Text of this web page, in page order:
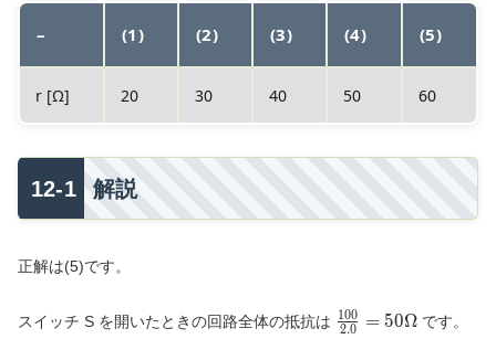
– (1) (2) (3) (4) (5)
r [Ω] 20 30 40 50 60
解説
正解は(5)です。
スイッチ S を開いたときの回路全体の抵抗は \frac{100}
2.0
100 = 50Ω です。